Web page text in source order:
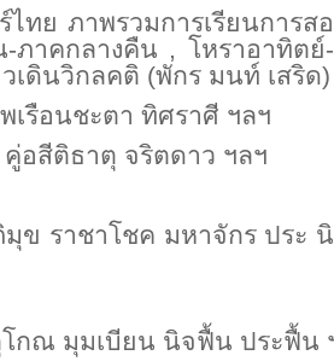
ทย ภาพรวมการเรียนการ
-ภาคกลางคืน , โหราอาทิต
ดินวิกลคติ (พักร มนท์ เสริด)
รือนชะตา ทิศราศี ฯลฯ
อสีติธาตุ จริตดาว ฯลฯ
ข ราชาโชค มหาจักร ประ
กณ มุมเบียน นิจฟื้น ประฟื้น